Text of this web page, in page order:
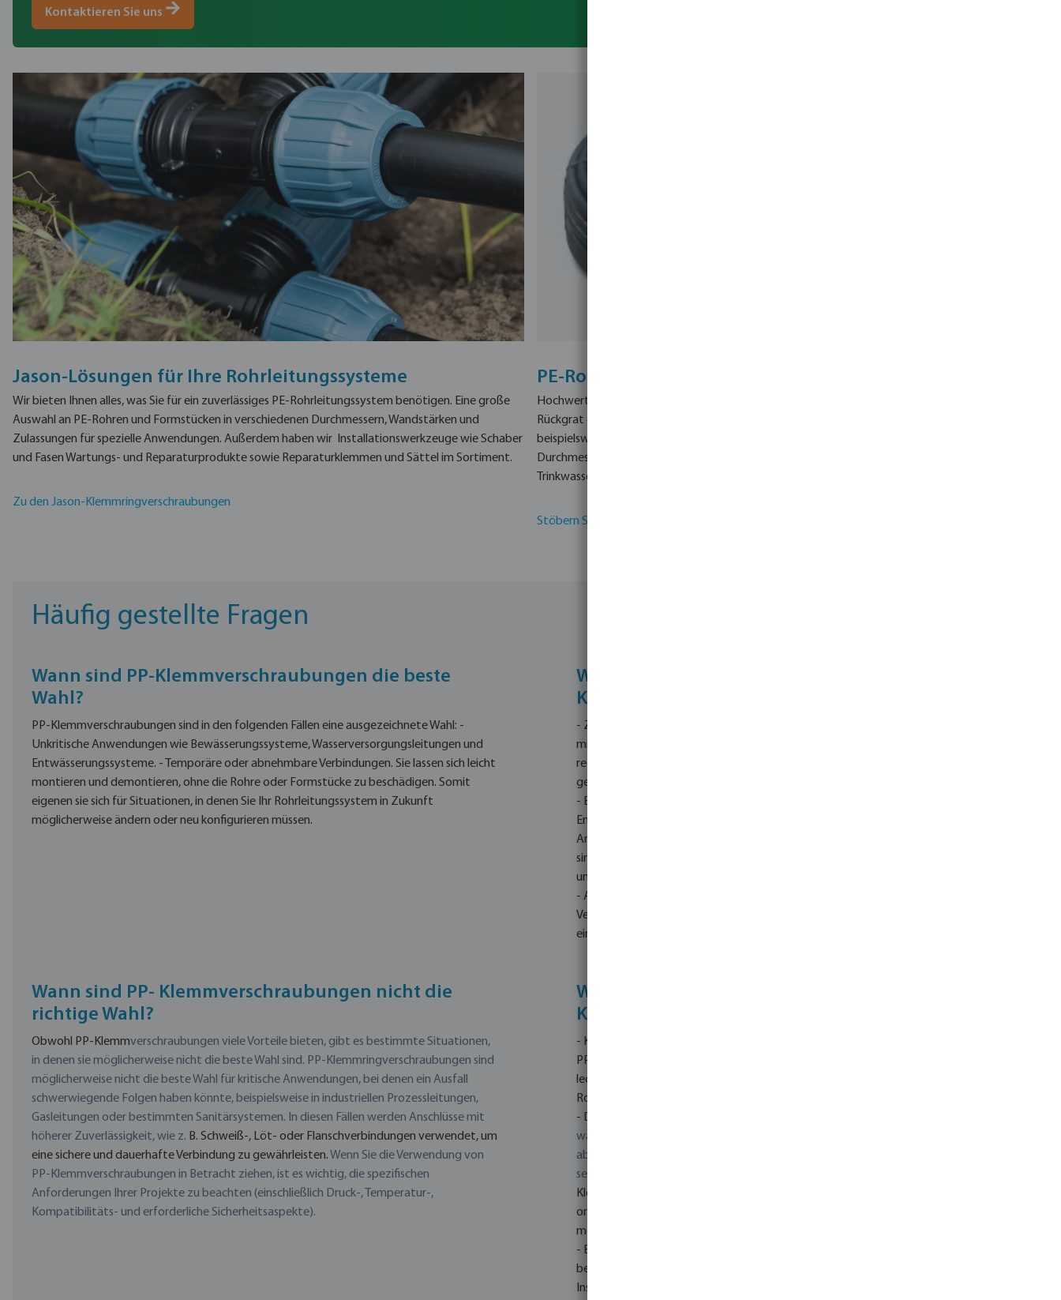
Kontaktieren Sie uns
Jason-Lösungen für Ihre Rohrleitungssysteme
Wir bieten Ihnen alles, was Sie für ein zuverlässiges PE-Rohrleitungssystem benötigen. Eine große
Auswahl an PE-Rohren und Formstücken in verschiedenen Durchmessern, Wandstärken und
Zulassungen für spezielle Anwendungen. Außerdem haben wir
Installationswerkzeuge wie Schaber
und Fasen Wartungs- und Reparaturprodukte sowie Reparaturklemmen und Sättel im Sortiment.
Zu den Jason-Klemmringverschraubungen
PE-Rohr anschließen
Hochwertige PE-Rohre in der passenden Größe, Druckstufe und Materialspezifikation bilden das
Rückgrat des Rohrleitungssystems.
beispielsweise PE80 oder PE100, und ist je nach Anwendungsbereich in verschiedenen
Durchmessern und Wandstärken erhältlich.
Trinkwasserzulassungen wie WRAS, DVGW oder KIWA.
Stöbern Sie in unserem PE-Rohrsortiment
Häufig gestellte Fragen
Wann sind PP-Klemmverschraubungen die beste
Wahl?
PP-Klemmverschraubungen sind in den folgenden Fällen eine ausgezeichnete Wahl: -
Unkritische Anwendungen wie Bewässerungssysteme, Wasserversorgungsleitungen und
Entwässerungssysteme. - Temporäre oder abnehmbare Verbindungen. Sie lassen sich leicht
montieren und demontieren, ohne die Rohre oder Formstücke zu beschädigen. Somit
eigenen sie sich für Situationen, in denen Sie Ihr Rohrleitungssystem in Zukunft
möglicherweise ändern oder neu konfigurieren müssen.
Welche Vorbereitungen sind für den Einbau von PP-
Klemmverschraubungen erforderlich?
- Zuschneiden des Rohres: Messen und markieren Sie das Rohr auf der gewünschten Länge
mit einem geeigneten Rohrschneider.
rechtwinklig ist, um einen ordnungsgemäßen Sitz in der Klemmverschraubung zu
gewährleisten.
- Entgraten und Anfasen: Nach dem Schneiden des Rohrs verwenden Sie ein
Entgratungswerkzeug, um scharfe Kanten zu entfernen. Wir empfehlen ein
Anfaswerkzeug, um ein abgeschrägtes oder angefastes Ende zu erstellen.
sind wichtig, um die erforderliche Sicherheit zu gewährleisten, Verletzungen vorzubeugen
und den richtigen Sitz und die Funktionalität von Rohrverbindungen sicherzustellen.
- Auf Undichtigkeiten prüfen: Nach dem Anziehen der Überwurfmutter prüfen Sie die
Verbindung visuell auf Anzeichen von Undichtigkeiten.
eine Zeit lang, um sicherzustellen, dass keine Lecks oder Tropfen sichtbar sind.
Wann sind PP- Klemmverschraubungen nicht die
richtige Wahl?
Obwohl PP-Klemmverschraubungen viele Vorteile bieten, gibt es bestimmte Situationen,
in denen sie möglicherweise nicht die beste Wahl sind. PP-Klemmringverschraubungen sind
möglicherweise nicht die beste Wahl für kritische Anwendungen, bei denen ein Ausfall
schwerwiegende Folgen haben könnte, beispielsweise in industriellen Prozessleitungen,
Gasleitungen oder bestimmten Sanitärsystemen. In diesen Fällen werden Anschlüsse mit
höherer Zuverlässigkeit, wie z. B. Schweiß-, Löt- oder Flanschverbindungen verwendet, um
eine sichere und dauerhafte Verbindung zu gewährleisten.Wenn Sie die Verwendung von
PP-Klemmverschraubungen in Betracht ziehen, ist es wichtig, die spezifischen
Anforderungen Ihrer Projekte zu beachten (einschließlich Druck-, Temperatur-,
Kompatibilitäts- und erforderliche Sicherheitsaspekte).
Welche Eigenschaften sind bei PP-
Klemm
- Kompressions-O-Ring: Der Kompressions-O-Ring ist ein entscheidender Bestandteil von
PP-Klemmringverschraubungen. Dieser
leckagefreien Verbindung verantwortlich.
Rohr bieten.
- Dichtung: In PP-Klemm
wasserdichte Abdichtung zu gewährleisten.
abdichten und beständig gegen Zersetzung durch Chemikalien oder UV-Einstrahlung
sein.
Klemmverschraubung am Rohr. Diese
ordnungsgemäße Installation ohne übermäßigen Kraftaufwand oder Spezialwerkzeuge
möglich ist.
- Einfache Installation: Jason-Klemmverschraubungen sind für ihre einfache Installation
bekannt.
Installation, ohne dass Spezialwerkzeuge erforderlich sind.